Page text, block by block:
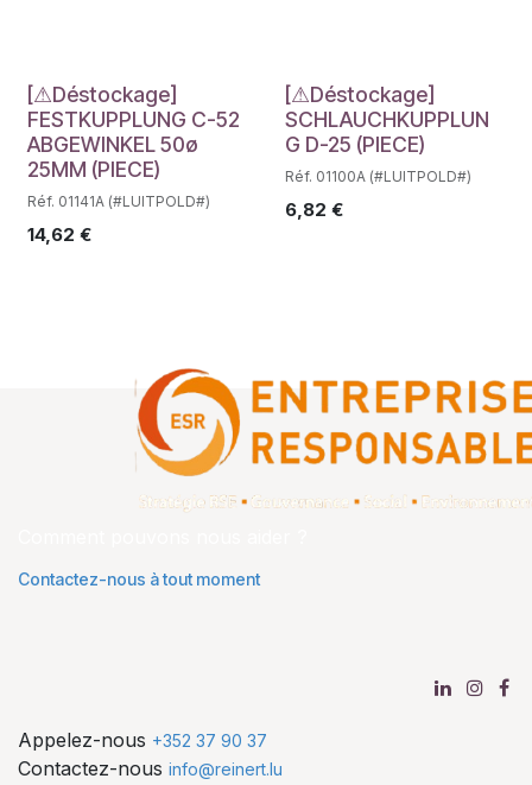
Déstockage
[⚠Déstockage]
FESTKUPPLUNG C-52
ABGEWINKEL 50ø
25MM (PIECE)
Réf. 01141A (#LUITPOLD#)
14,62 €
Déstockage
[⚠Déstockage]
SCHLAUCHKUPPLUN
G D-25 (PIECE)
Réf. 01100A (#LUITPOLD#)
6,82 €
Contactez-nous à tout moment
Appelez-nous +352 37 90 37
Contactez-nous info@reinert.lu